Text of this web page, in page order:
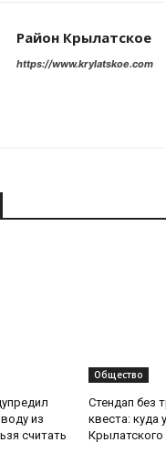
Район Крылатское
https://www.krylatskoe.com
из
считать
Общество
Стендап без
квеста: куда
Крылатского